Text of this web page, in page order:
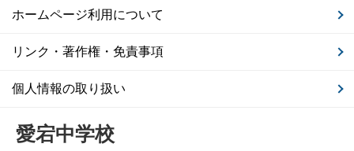
ホームページ利用について
リンク・著作権・免責事項
個人情報の取り扱い
愛宕中学校